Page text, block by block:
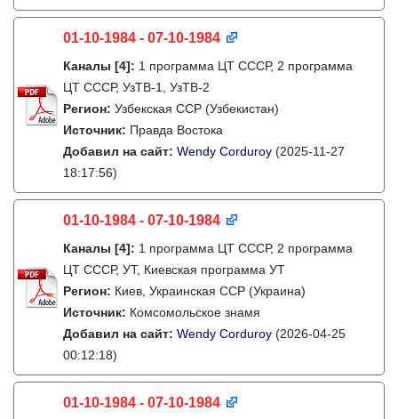
01-10-1984 - 07-10-1984
Каналы [4]: 1 программа ЦТ СССР, 2 программа
ЦТ СССР, УзТВ-1, УзТВ-2
Регион: Узбекская ССР (Узбекистан)
Источник: Правда Востока
Добавил на сайт: Wendy Corduroy (2025-11-27
18:17:56)
01-10-1984 - 07-10-1984
Каналы [4]: 1 программа ЦТ СССР, 2 программа
ЦТ СССР, УТ, Киевская программа УТ
Регион: Киев, Украинская ССР (Украина)
Источник: Комсомольское знамя
Добавил на сайт: Wendy Corduroy (2026-04-25
00:12:18)
01-10-1984 - 07-10-1984